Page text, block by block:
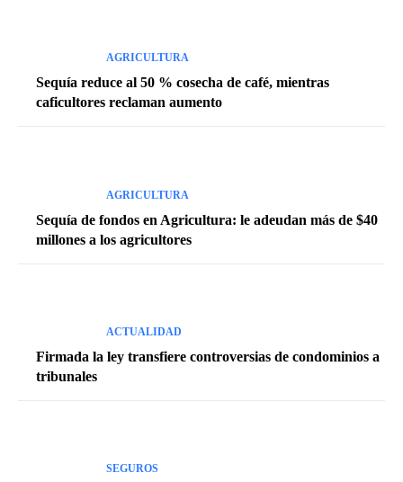
AGRICULTURA
Sequía reduce al 50 % cosecha de café, mientras
caficultores reclaman aumento
AGRICULTURA
Sequía de fondos en Agricultura: le adeudan más de $40
millones a los agricultores
ACTUALIDAD
Firmada la ley transfiere controversias de condominios a
tribunales
SEGUROS